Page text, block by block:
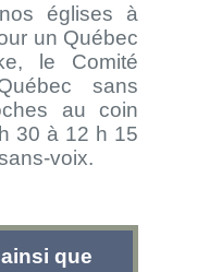
églises à
un Québec
le Comité
sans
au coin
30 à 12 h 15
voix.
que